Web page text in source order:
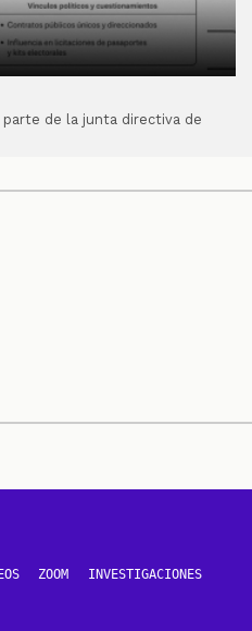
parte de la junta directiva de
ZOOM INVESTIGACIONES